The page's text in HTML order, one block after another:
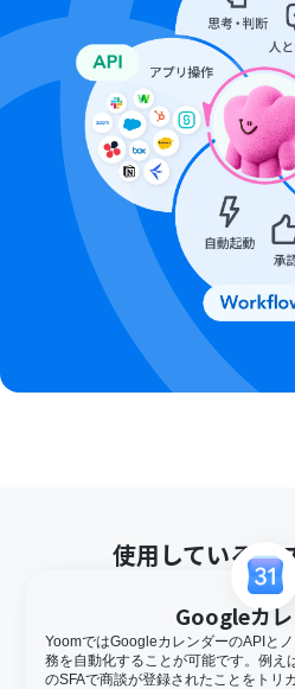
使用しているア
Googleカ
YoomではGoogleカレンダーのAPIと
務を自動化することが可能です。例
のSFAで商談が登録されたことをトリ